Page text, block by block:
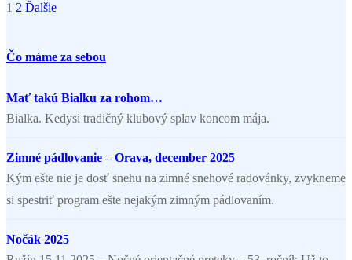
Stránkovanie
príspevkov
1 2 Ďalšie
Čo máme za sebou
Mať takú Bialku za rohom…
Bialka. Kedysi tradičný klubový splav koncom mája.
Zimné pádlovanie – Orava, december 2025
Kým ešte nie je dosť snehu na zimné snehové radovánky, zvykneme
si spestriť program ešte nejakým zimným pádlovaním.
Nočák 2025